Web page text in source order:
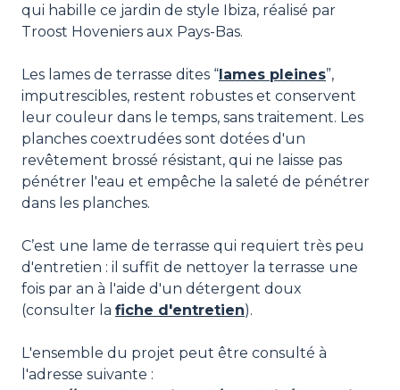
qui habille ce jardin de style Ibiza, réalisé par
Troost Hoveniers aux Pays-Bas.
Les lames de terrasse dites “lames pleines”,
imputrescibles, restent robustes et conservent
leur couleur dans le temps, sans traitement. Les
planches coextrudées sont dotées d'un
revêtement brossé résistant, qui ne laisse pas
pénétrer l'eau et empêche la saleté de pénétrer
dans les planches.
C’est une lame de terrasse qui requiert très peu
d'entretien : il suffit de nettoyer la terrasse une
fois par an à l'aide d'un détergent doux
(consulter la fiche d'entretien).
L'ensemble du projet peut être consulté à
l'adresse suivante :